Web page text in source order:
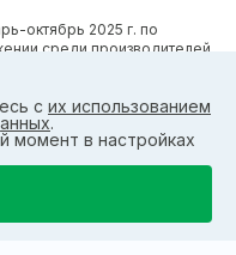
октябрь 2025 г. по
среди производителей
менеджмента ЗАО
с требованиями
HACCP
с их использованием
.
момент в настройках